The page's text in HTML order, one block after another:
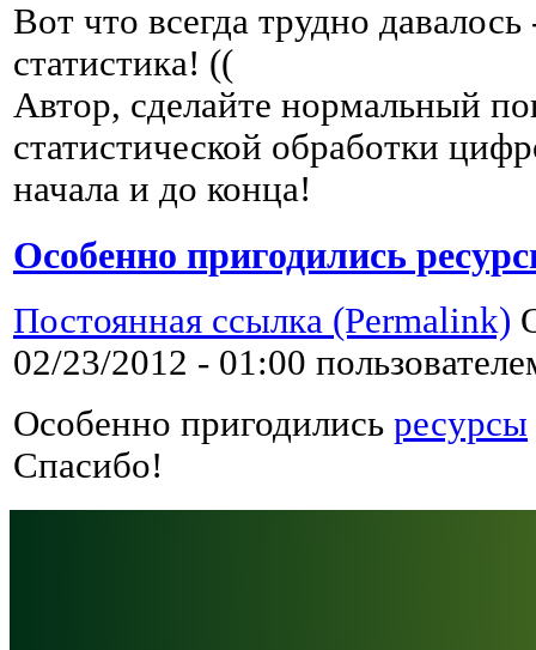
Вот что всегда трудно
статистика! ((
Автор, сделайте нормальный
статистической обработки
начала и до конца!
Особенно пригодились
Постоянная ссылка (Permalink)
02/23/2012 - 01:00
Особенно пригодились ресурсы
Спасибо!